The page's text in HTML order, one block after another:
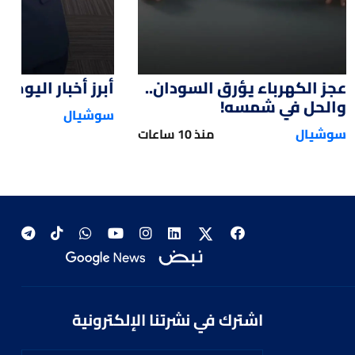
عجز الكهرباء يؤرق السودان..
والحل في شمسه!
سوشيال منذ 10 ساعات
أبرز أخبار اليوم
سوشيال
اشترك في نشرتنا الإلكترونية